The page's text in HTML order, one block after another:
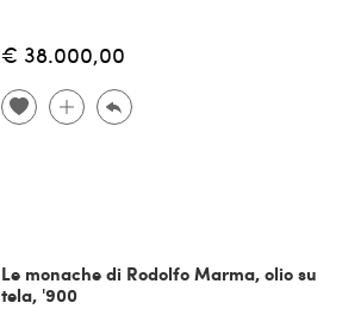
€ 38.000,00
Le monache di Rodolfo Marma, olio su
tela, '900